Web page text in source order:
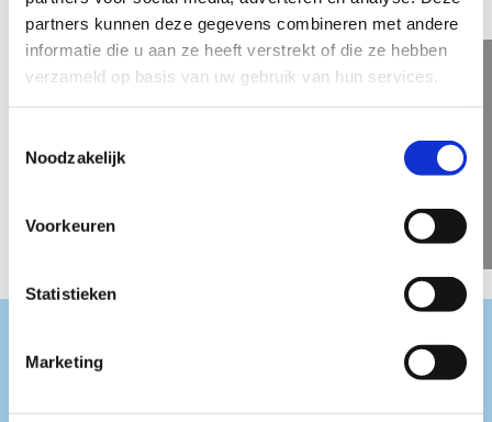
partners kunnen deze gegevens combineren met andere
informatie die u aan ze heeft verstrekt of die ze hebben
verzameld op basis van uw gebruik van hun services.
Noodzakelijk
Voorkeuren
Statistieken
Marketing
Onafhankelijke klanten
Sterke klanten
Met Starke-DMS
voldoet